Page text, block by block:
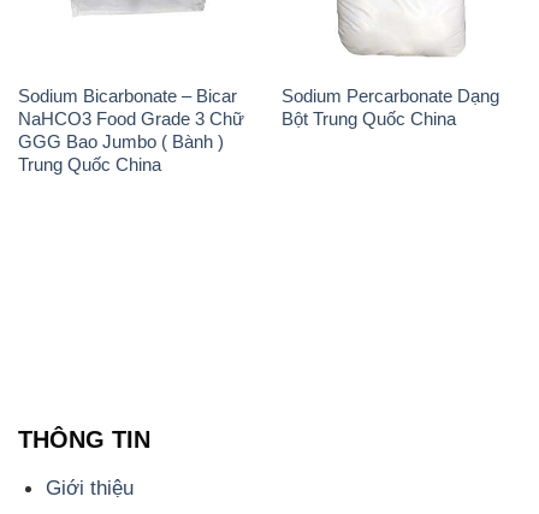
Sodium Bicarbonate – Bicar
NaHCO3 Food Grade 3 Chữ
GGG Bao Jumbo ( Bành )
Trung Quốc China
Sodium Percarbonate Dạng
Bột Trung Quốc China
THÔNG TIN
Giới thiệu